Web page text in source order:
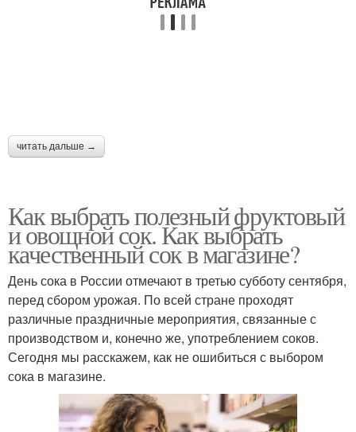
читать дальше →
Как выбрать полезный фруктовый
и овощной сок. Как выбрать
качественный сок в магазине?
День сока в России отмечают в третью субботу сентября,
перед сбором урожая. По всей стране проходят
различные праздничные мероприятия, связанные с
производством и, конечно же, употреблением соков.
Сегодня мы расскажем, как не ошибиться с выбором
сока в магазине.